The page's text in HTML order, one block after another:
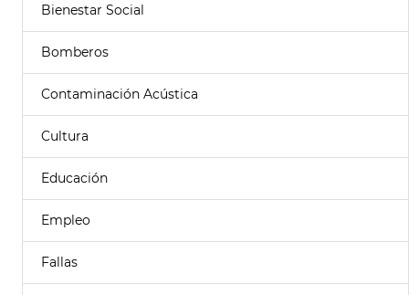
Bienestar Social
Bomberos
Contaminación Acústica
Cultura
Educación
Empleo
Fallas